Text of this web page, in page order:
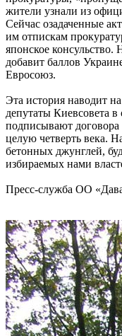
жители узнали из
Сейчас озадаченные
им отпискам
японское
добавит баллов
Евросоюз.
Эта история наводит
депутаты Киевсовета в
подписывают договора
целую четверть века.
бетонных джунглей,
избираемых нами
Пресс-служба ОО